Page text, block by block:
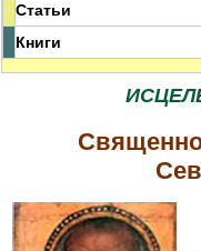
Статьи
Книги